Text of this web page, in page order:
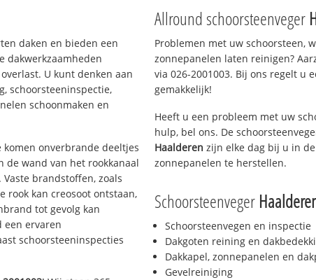
daken en bieden een
dakwerkzaamheden
U kunt denken aan
schoorsteeninspectie,
schoonmaken en
onverbrande deeltjes
de wand van het rookkanaal
brandstoffen, zoals
rook kan creosoot ontstaan,
tot gevolg kan
een ervaren
schoorsteeninspecties
Allround schoorsteenveger
Problemen met uw schoorsteen,
zonnepanelen laten reinigen?
via 026-2001003. Bij ons regelt u
gemakkelijk!
Heeft u een probleem met uw
hulp, bel ons. De
Haalderen zijn elke dag bij u in
zonnepanelen te herstellen.
Schoorsteenveger
Schoorsteenvegen en inspectie
Dakgoten reining en
Dakkapel, zonnepanelen en
Gevelreiniging